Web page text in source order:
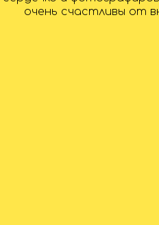
очень счастливы от